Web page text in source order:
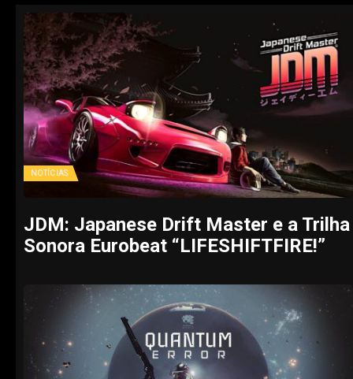
NOTÍCIAS
JDM: Japanese Drift Master e a Trilha
Sonora Eurobeat “LIFESHIFTFIRE!”